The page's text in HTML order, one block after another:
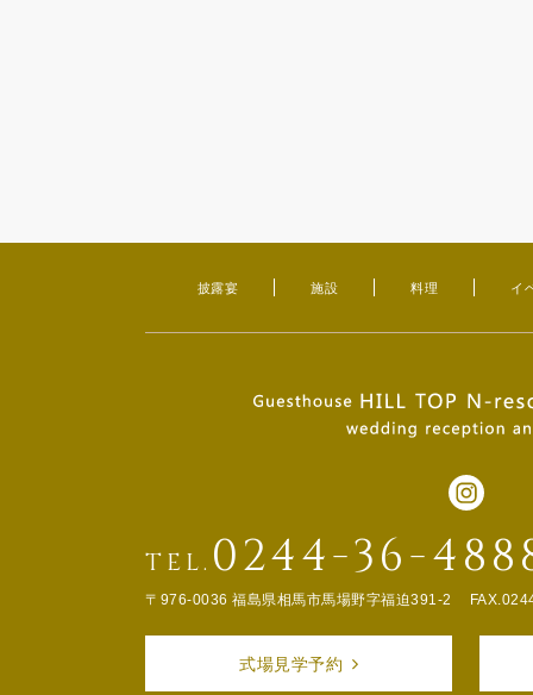
披露宴 施設 料理 イ
TEL. 0244-36-
〒976-0036 福島県相馬市馬場野字福迫391-2
式場見学予約